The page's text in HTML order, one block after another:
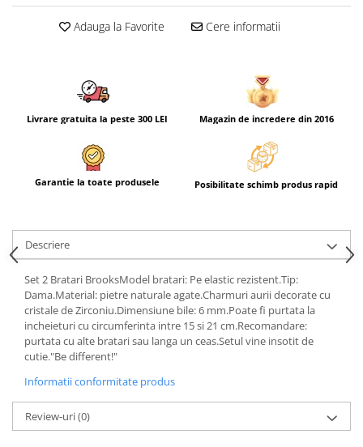
Adauga la Favorite Cere informatii
Livrare gratuita la peste 300 LEI Magazin de incredere din 2016
Garantie la toate produsele Posibilitate schimb produs rapid
Descriere
Set 2 Bratari BrooksModel bratari: Pe elastic rezistent.Tip:
Dama.Material: pietre naturale agate.Charmuri aurii decorate cu
cristale de Zirconiu.Dimensiune bile: 6 mm.Poate fi purtata la
incheieturi cu circumferinta intre 15 si 21 cm.Recomandare:
purtata cu alte bratari sau langa un ceas.Setul vine insotit de
cutie."Be different!"
Informatii conformitate produs
Review-uri(0)